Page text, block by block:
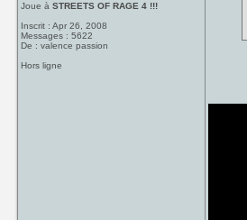
Joue àSTREETS OF RAGE 4 !!!
Inscrit : Apr 26, 2008
Messages : 5622
De : valence passion
Hors ligne